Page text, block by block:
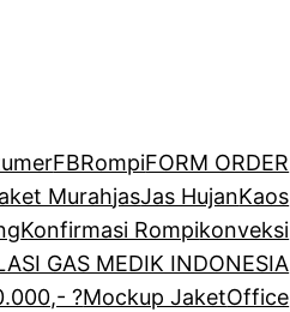
FBRompiFORM ORDER
MurahjasJas HujanKaos
Konfirmasi Rompikonveksi
GAS MEDIK INDONESIA
?Mockup JaketOffice